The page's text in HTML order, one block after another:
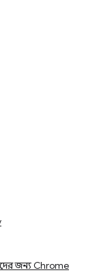
জন্য Chrome